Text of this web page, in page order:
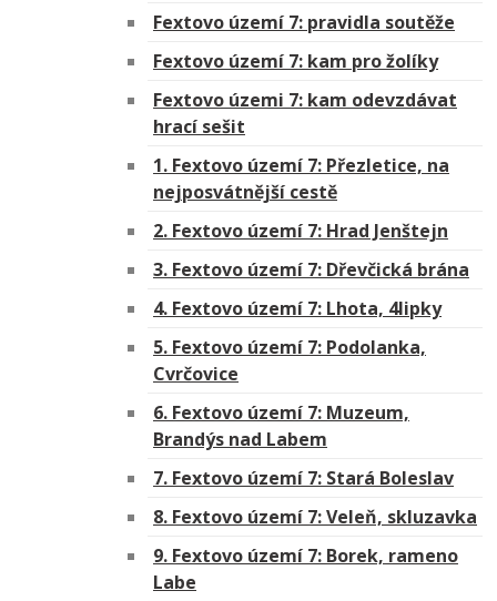
Fextovo území 7: pravidla soutěže
Fextovo území 7: kam pro žolíky
Fextovo územi 7: kam odevzdávat
hrací sešit
1. Fextovo území 7: Přezletice, na
nejposvátnější cestě
2. Fextovo území 7: Hrad Jenštejn
3. Fextovo území 7: Dřevčická brána
4. Fextovo území 7: Lhota, 4lipky
5. Fextovo území 7: Podolanka,
Cvrčovice
6. Fextovo území 7: Muzeum,
Brandýs nad Labem
7. Fextovo území 7: Stará Boleslav
8. Fextovo území 7: Veleň, skluzavka
9. Fextovo území 7: Borek, rameno
Labe